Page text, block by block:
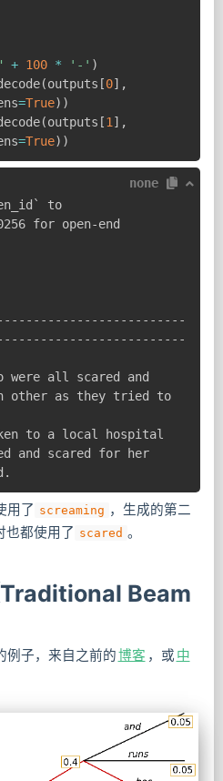
+ 100 * '-' )
(outputs [0] ,
=True) )
(outputs [1] ,
=True) )
none
to
for open-end
were all scared and
other as they tried to
to a local hospital
and scared for her
用了 screaming ，生成的第二
也都使用了 scared 。
Traditional Beam
例子，来自之前的博客 ，或 中